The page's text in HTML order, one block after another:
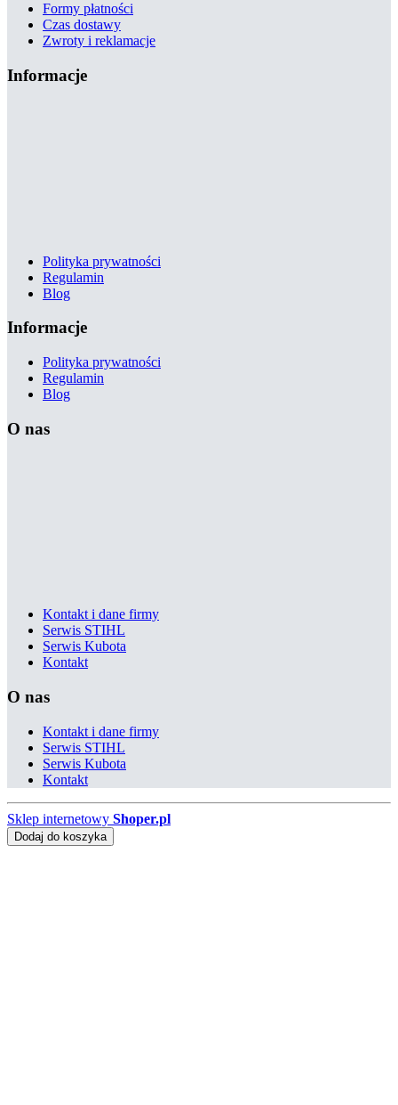
Formy płatności
Czas dostawy
Zwroty i reklamacje
Informacje
Polityka prywatności
Regulamin
Blog
Informacje
Polityka prywatności
Regulamin
Blog
O nas
Kontakt i dane firmy
Serwis STIHL
Serwis Kubota
Kontakt
O nas
Kontakt i dane firmy
Serwis STIHL
Serwis Kubota
Kontakt
Sklep internetowy Shoper.pl
Dodaj do koszyka